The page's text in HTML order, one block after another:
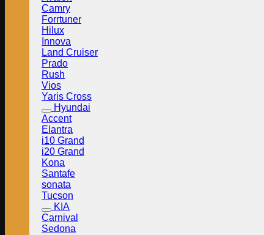
Camry
Forrtuner
Hilux
Innova
Land Cruiser
Prado
Rush
Vios
Yaris Cross
Hyundai
Accent
Elantra
i10 Grand
i20 Grand
Kona
Santafe
sonata
Tucson
KIA
Carnival
Sedona